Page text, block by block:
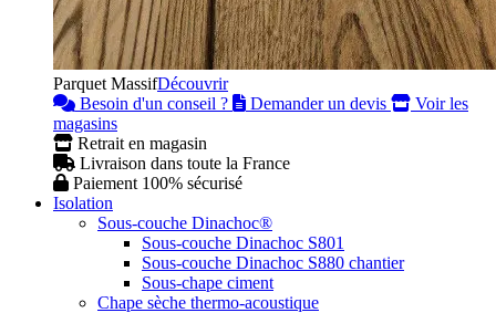
Parquet MassifDécouvrir
Besoin d'un conseil ?
Demander un devis
Voir les
magasins
Retrait en magasin
Livraison dans toute la France
Paiement 100% sécurisé
Isolation
Sous-couche Dinachoc®
Sous-couche Dinachoc S801
Sous-couche Dinachoc S880 chantier
Sous-chape ciment
Chape sèche thermo-acoustique